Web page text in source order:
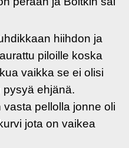
hiihdon ja
piloille koska
vaikka se ei olisi
pysyä ehjänä.
pellolla jonne oli
jota on vaikea